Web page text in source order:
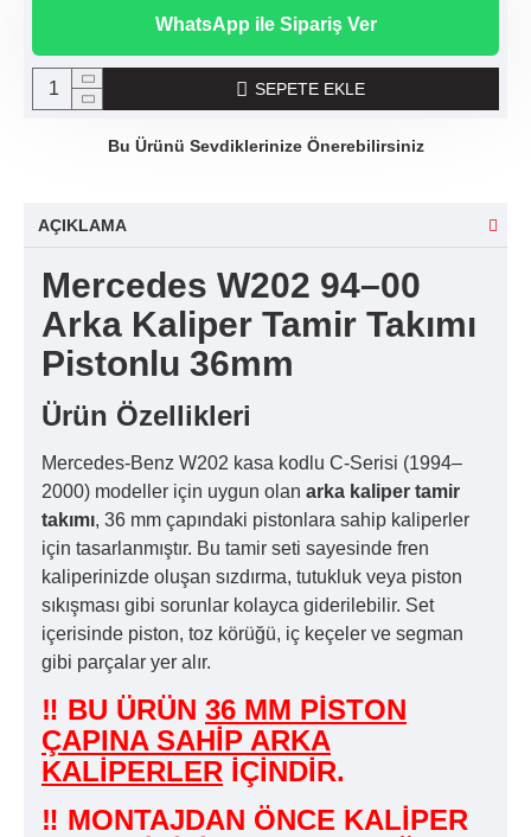
WhatsApp ile Sipariş Ver
SEPETE EKLE
Bu Ürünü Sevdiklerinize Önerebilirsiniz
AÇIKLAMA
Mercedes W202 94–00
Arka Kaliper Tamir Takımı
Pistonlu 36mm
Ürün Özellikleri
Mercedes-Benz W202 kasa kodlu C-Serisi (1994–
2000) modeller için uygun olan arka kaliper tamir
takımı, 36 mm çapındaki pistonlara sahip kaliperler
için tasarlanmıştır. Bu tamir seti sayesinde fren
kaliperinizde oluşan sızdırma, tutukluk veya piston
sıkışması gibi sorunlar kolayca giderilebilir. Set
içerisinde piston, toz körüğü, iç keçeler ve segman
gibi parçalar yer alır.
‼ BU ÜRÜN 36 MM PİSTON
ÇAPINA SAHİP ARKA
KALİPERLER İÇİNDİR.
‼ MONTAJDAN ÖNCE KALİPER